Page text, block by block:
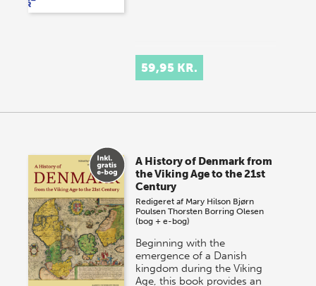
59,95 KR.
A History of Denmark from
the Viking Age to the 21st
Century
Redigeret af Mary Hilson Bjørn
Poulsen Thorsten Borring Olesen
(bog + e-bog)
Beginning with the
emergence of a Danish
kingdom during the Viking
Age, this book provides an